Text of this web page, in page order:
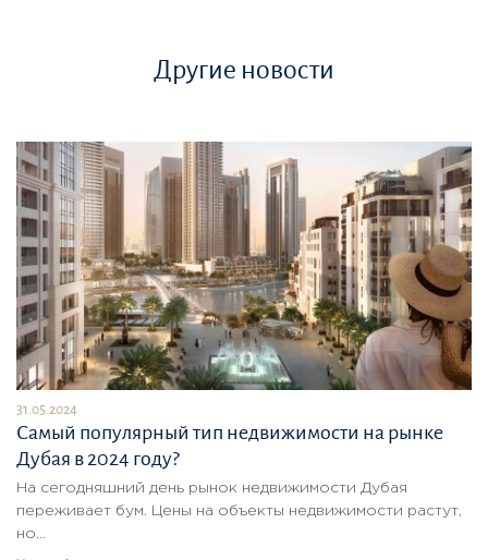
Другие новости
31.05.2024
Самый популярный тип недвижимости на рынке
Дубая в 2024 году?
На сегодняшний день рынок недвижимости Дубая
переживает бум. Цены на объекты недвижимости растут,
но...